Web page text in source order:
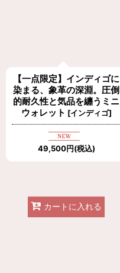
【一点限定】インディゴに
染まる、象革の深淵。圧倒
的耐久性と気品を纏うミニ
ウォレット [インディゴ]
49,500円(税込)
カートに入れる